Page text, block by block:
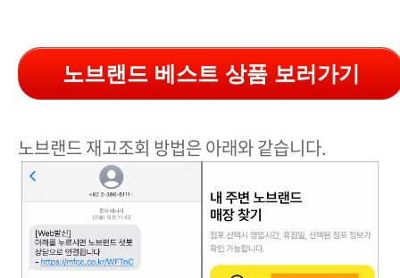
노브랜드 베스트 상품 보러가기
노브랜드 재고조회 방법은 아래와 같습니다.